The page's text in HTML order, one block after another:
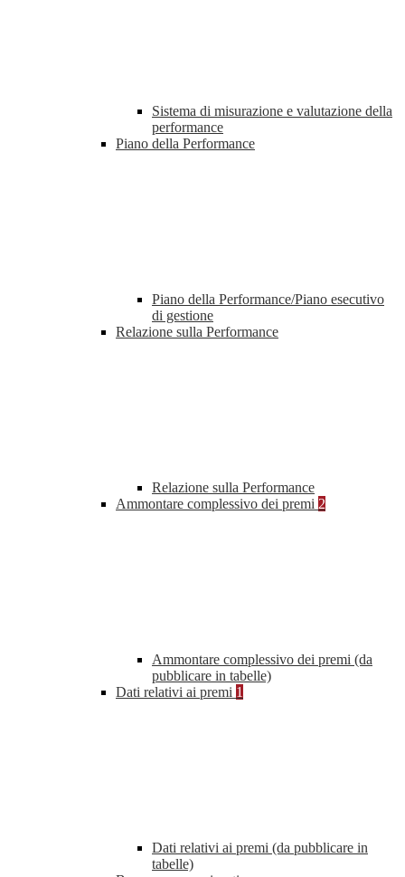
Sistema di misurazione e valutazione della
performance
Piano della Performance
Piano della Performance/Piano esecutivo
di gestione
Relazione sulla Performance
Relazione sulla Performance
Ammontare complessivo dei premi 2
Ammontare complessivo dei premi (da
pubblicare in tabelle)
Dati relativi ai premi 1
Dati relativi ai premi (da pubblicare in
tabelle)